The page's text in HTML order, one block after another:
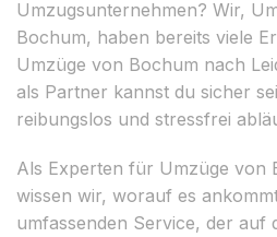
Umzugsunternehmen? Wir,
Bochum, haben bereits viele
Umzüge von Bochum nach
als Partner kannst du sicher
reibungslos und stressfrei
Als Experten für Umzüge von
wissen wir, worauf es
umfassenden Service, der auf